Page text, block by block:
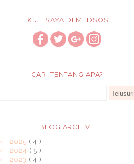
IKUTI SAYA DI MEDSOS
CARI TENTANG APA?
BLOG ARCHIVE
2025 ( 4 )
2024 ( 5 )
2023 ( 4 )